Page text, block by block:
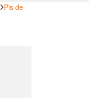
Pis de